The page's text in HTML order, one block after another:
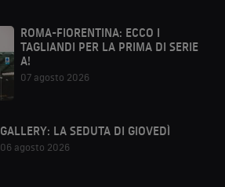
ROMA-FIORENTINA: ECCO I
TAGLIANDI PER LA PRIMA DI SERIE
A!
07 agosto 2026
GALLERY: LA SEDUTA DI GIOVEDÌ
06 agosto 2026